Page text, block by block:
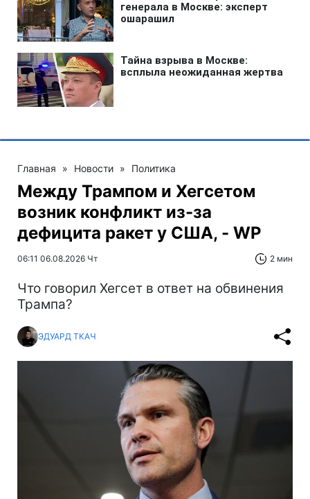
Главная » Новости » Политика
Между Трампом и Хегсетом
возник конфликт из-за
дефицита ракет у США, - WP
06:11 06.08.2026 Чт 2 мин
Что говорил Хегсет в ответ на обвинения
Трампа?
ЭДУАРД ТКАЧ